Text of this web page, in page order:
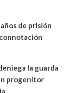
de prisión
la guarda
progenitor